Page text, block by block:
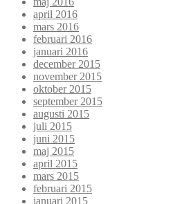
april 2016
mars 2016
februari 2016
januari 2016
december 2015
november 2015
oktober 2015
september 2015
augusti 2015
juli 2015
juni 2015
maj 2015
april 2015
mars 2015
februari 2015
januari 2015